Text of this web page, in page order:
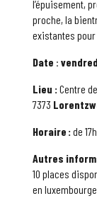
l’épuisement,
proche, la
existantes
Date :
Lieu :Centre
7373
Horaire :de
Autres
10 places
en